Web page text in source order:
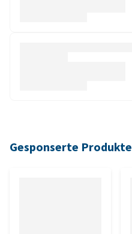
Gesponserte Produkte